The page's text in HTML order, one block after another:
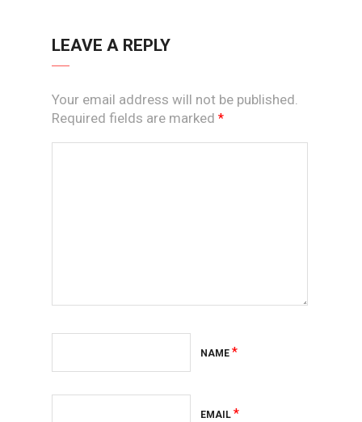
LEAVE A REPLY
Your email address will not be published.
Required fields are marked *
NAME *
EMAIL *